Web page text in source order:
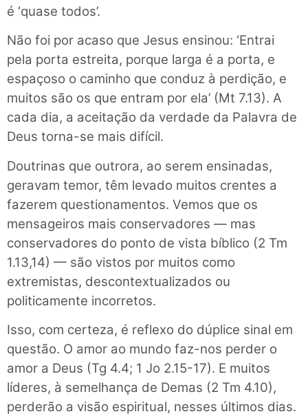
é ‘quase todos’.
Não foi por acaso que Jesus ensinou: ‘Entrai
pela porta estreita, porque larga é a porta, e
espaçoso o caminho que conduz à perdição, e
muitos são os que entram por ela’ (Mt 7.13). A
cada dia, a aceitação da verdade da Palavra de
Deus torna-se mais difícil.
Doutrinas que outrora, ao serem ensinadas,
geravam temor, têm levado muitos crentes a
fazerem questionamentos. Vemos que os
mensageiros mais conservadores — mas
conservadores do ponto de vista bíblico (2 Tm
1.13,14) — são vistos por muitos como
extremistas, descontextualizados ou
politicamente incorretos.
Isso, com certeza, é reflexo do dúplice sinal em
questão. O amor ao mundo faz-nos perder o
amor a Deus (Tg 4.4; 1 Jo 2.15-17). E muitos
líderes, à semelhança de Demas (2 Tm 4.10),
perderão a visão espiritual, nesses últimos dias.